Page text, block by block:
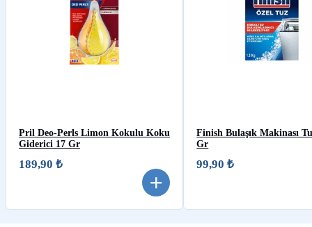
Pril Deo-Perls Limon Kokulu Koku
Giderici 17 Gr
189,90 ₺
Finish Bulaşık Makinası
Gr
99,90 ₺